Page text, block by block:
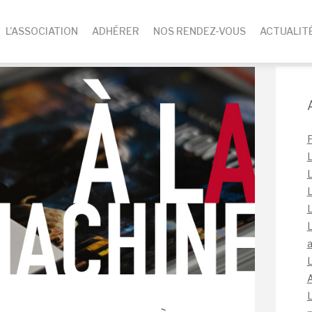
L’ASSOCIATION ADHÉRER NOS RENDEZ-VOUS